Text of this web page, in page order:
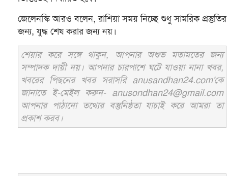
জেলেনস্কি আরও বলেন, রাশিয়া সময় নিচ্ছে শুধু সামরিক প্রস্তুতির
জন্য, যুদ্ধ শেষ করার জন্য নয়।
শেয়ার করে সঙ্গে থাকুন, আপনার অশুভ মতামতের জন্য
সম্পাদক দায়ী নয়। আপনার চারপাশে ঘটে যাওয়া নানা খবর,
খবরের পিছনের খবর সরাসরি anusandhan24.com'কে
জানাতে ই-মেইল করুন- anusondhan24@gmail.com
আপনার পাঠানো তথ্যের বস্তুনিষ্ঠতা যাচাই করে আমরা তা
প্রকাশ করব।